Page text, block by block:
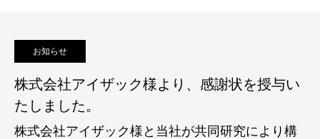
お知らせ
株式会社アイザック様より、感謝状を授与い
たしました。
株式会社アイザック様と当社が共同研究により構